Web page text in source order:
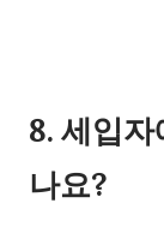
8. 세입
나요?